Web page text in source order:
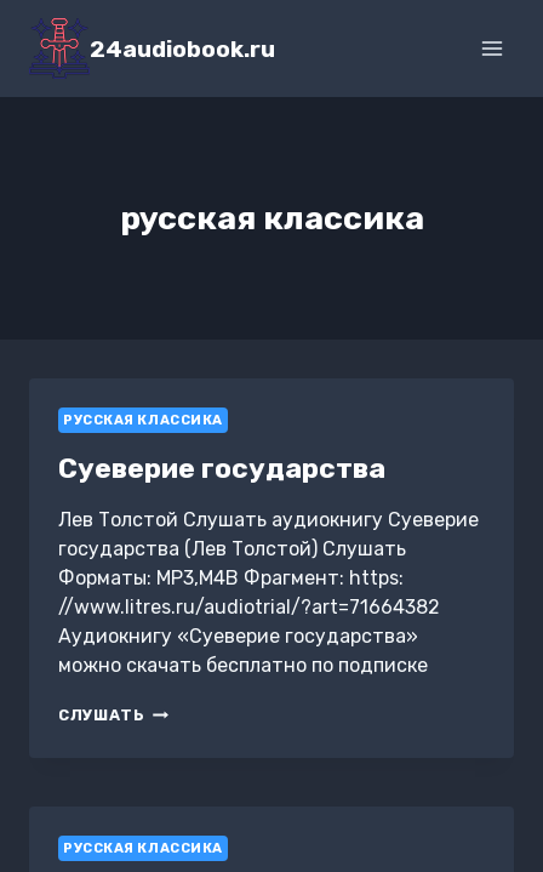
Перейти
содержимому
24audiobook.ru
русская классика
РУССКАЯ КЛАССИКА
Суеверие государства
Лев Толстой Слушать аудиокнигу Суеверие
государства (Лев Толстой) Слушать
Форматы: MP3,M4B Фрагмент: https:
//www.litres.ru/audiotrial/?art=71664382
Аудиокнигу «Суеверие государства»
можно скачать бесплатно по подписке
СЛУШАТЬ СУЕВЕРИЕ
РУССКАЯ КЛАССИКА